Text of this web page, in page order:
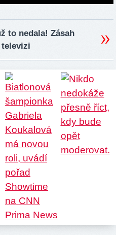
to nedala! Zásah